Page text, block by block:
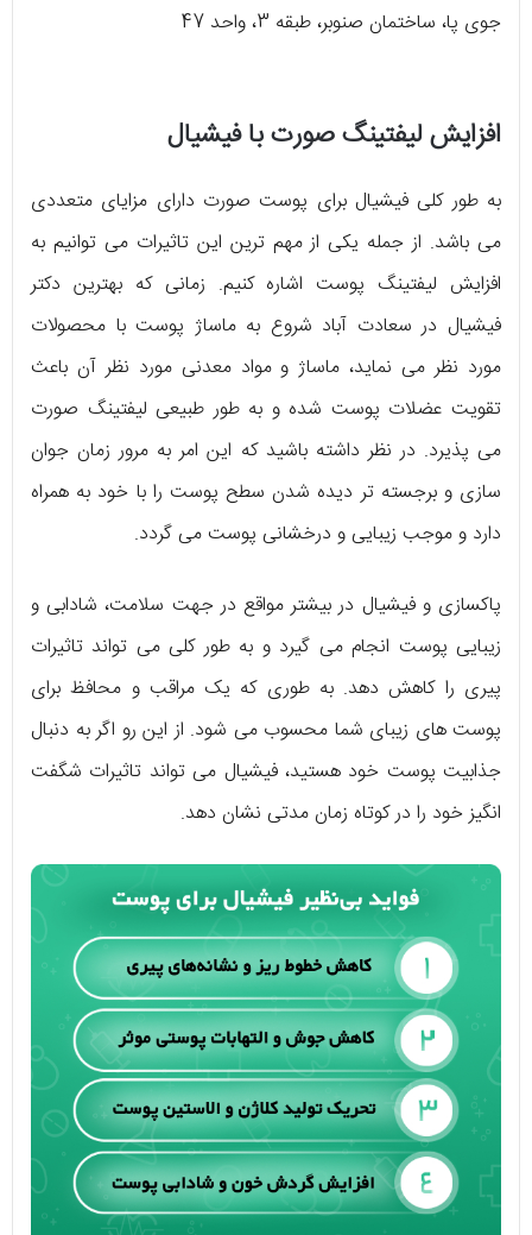
جوی پا، ساختمان صنوبر، طبقه 3، واحد 47
افزایش لیفتینگ صورت با فیشیال
به طور کلی فیشیال برای پوست صورت دارای مزایای متعددی
می‌ باشد. از جمله یکی از مهم‌ ترین این تاثیرات می‌ توانیم به
افزایش لیفتینگ پوست اشاره کنیم. زمانی که بهترین دکتر
فیشیال در سعادت‌ آباد شروع به ماساژ پوست با محصولات
مورد نظر می‌ نماید، ماساژ و مواد معدنی مورد نظر آن باعث
تقویت عضلات پوست شده و به طور طبیعی لیفتینگ صورت
می‌ پذیرد. در نظر داشته باشید که این امر به مرور زمان جوان
سازی و برجسته‌ تر دیده شدن سطح پوست را با خود به همراه
دارد و موجب زیبایی و درخشانی پوست می‌ گردد.
پاکسازی و فیشیال در بیشتر مواقع در جهت سلامت، شادابی و
زیبایی پوست انجام می‌ گیرد و به طور کلی می‌ تواند تاثیرات
پیری را کاهش دهد. به طوری که یک مراقب و محافظ برای
پوست‌ های زیبای شما محسوب می‌ شود. از این رو اگر به دنبال
جذابیت پوست خود هستید، فیشیال می‌ تواند تاثیرات شگفت
انگیز خود را در کوتاه زمان مدتی نشان دهد.